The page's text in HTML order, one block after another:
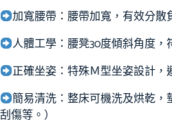
加寬腰帶：腰帶加寬，有效分
人體工學：腰凳30度傾斜角度
正確坐姿：特殊Ｍ型坐姿設計
簡易清洗：整床可機洗及烘乾
刮傷等。）